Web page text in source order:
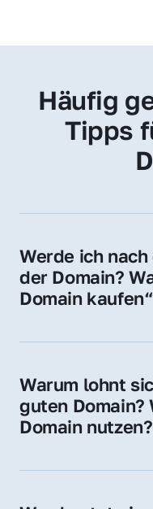
Häufig
Tipps
Werde ich
der Domain?
Domain
Sie erhalten alle
Domain.
Warum lohnt
guten Domain?
Domain nutzen?
Vertrauen und